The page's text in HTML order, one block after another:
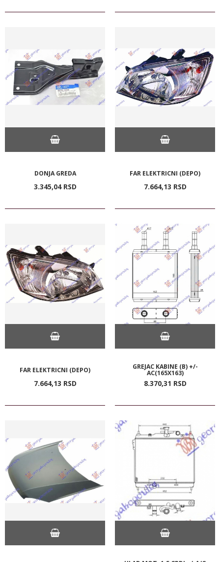
DONJA GREDA
3.345,04 RSD
FAR ELEKTRICNI (DEPO)
7.664,13 RSD
FAR ELEKTRICNI (DEPO)
7.664,13 RSD
GREJAC KABINE (B) +/-
AC(165X163)
8.370,31 RSD